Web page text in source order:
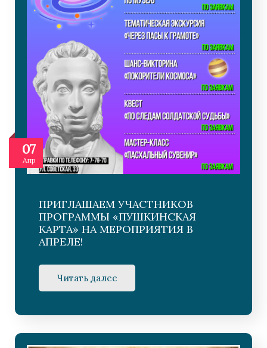
07
Апр
ПРИГЛАШАЕМ УЧАСТНИКОВ
ПРОГРАММЫ «ПУШКИНСКАЯ
КАРТА» НА МЕРОПРИЯТИЯ В
АПРЕЛЕ!
Читать далее